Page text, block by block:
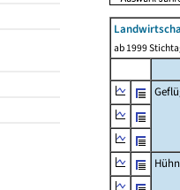
ab 1999